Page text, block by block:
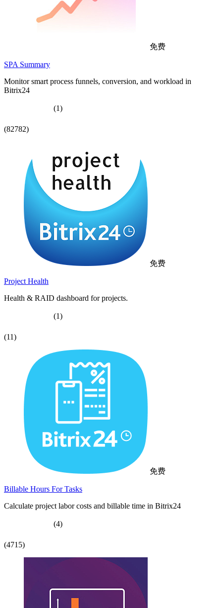
免费
SPA Summary
Monitor smart process funnels, conversion, and workload in
Bitrix24
(1)
(82782)
免费
Project Health
Health & RAID dashboard for projects.
(1)
(11)
免费
Billable Hours For Tasks
Calculate project labor costs and billable time in Bitrix24
(4)
(4715)